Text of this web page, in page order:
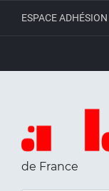
ESPACE ADHÉSION
de France